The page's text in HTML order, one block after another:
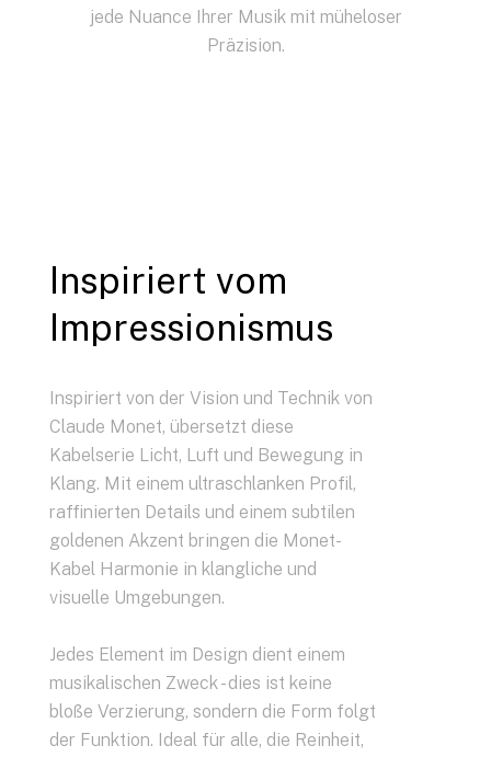
jede Nuance Ihrer Musik mit müheloser
Präzision.
Inspiriert vom
Impressionismus
Inspiriert von der Vision und Technik von
Claude Monet, übersetzt diese
Kabelserie Licht, Luft und Bewegung in
Klang. Mit einem ultraschlanken Profil,
raffinierten Details und einem subtilen
goldenen Akzent bringen die Monet-
Kabel Harmonie in klangliche und
visuelle Umgebungen.
Jedes Element im Design dient einem
musikalischen Zweck - dies ist keine
bloße Verzierung, sondern die Form folgt
der Funktion. Ideal für alle, die Reinheit,